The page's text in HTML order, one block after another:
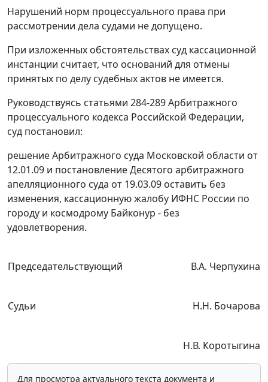
Нарушений норм процессуального права при
рассмотрении дела судами не допущено.
При изложенных обстоятельствах суд кассационной
инстанции считает, что оснований для отмены
принятых по делу судебных актов не имеется.
Руководствуясь статьями 284-289Арбитражного
процессуального кодекса Российской Федерации,
суд постановил:
решение Арбитражного суда Московской области от
12.01.09 и постановлениеДесятого арбитражного
апелляционного суда от 19.03.09 оставить без
изменения, кассационную жалобу ИФНС России по
городу и космодрому Байконур - без
удовлетворения.
Председательствующий В.А. Черпухина
Судьи Н.Н. Бочарова
Н.В. Коротыгина
Для просмотра актуального текста документа и